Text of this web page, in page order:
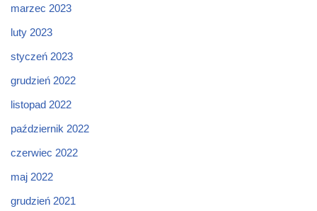
marzec 2023
luty 2023
styczeń 2023
grudzień 2022
listopad 2022
październik 2022
czerwiec 2022
maj 2022
grudzień 2021